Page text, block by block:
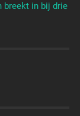
breekt in bij drie